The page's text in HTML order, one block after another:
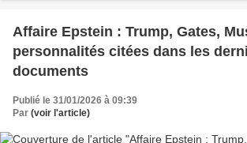
Affaire Epstein : Trump, Gates,
personnalités citées dans les
documents
Publié le 31/01/2026 à 09:39
Par (voir l'article)